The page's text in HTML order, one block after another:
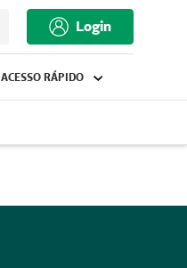
Login
ACESSO RÁPIDO